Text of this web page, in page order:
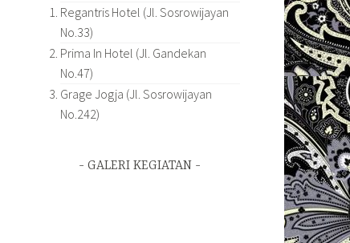
Regantris Hotel (Jl. Sosrowijayan
No.33)
Prima In Hotel (Jl. Gandekan
No.47)
Grage Jogja (Jl. Sosrowijayan
No.242)
GALERI KEGIATAN